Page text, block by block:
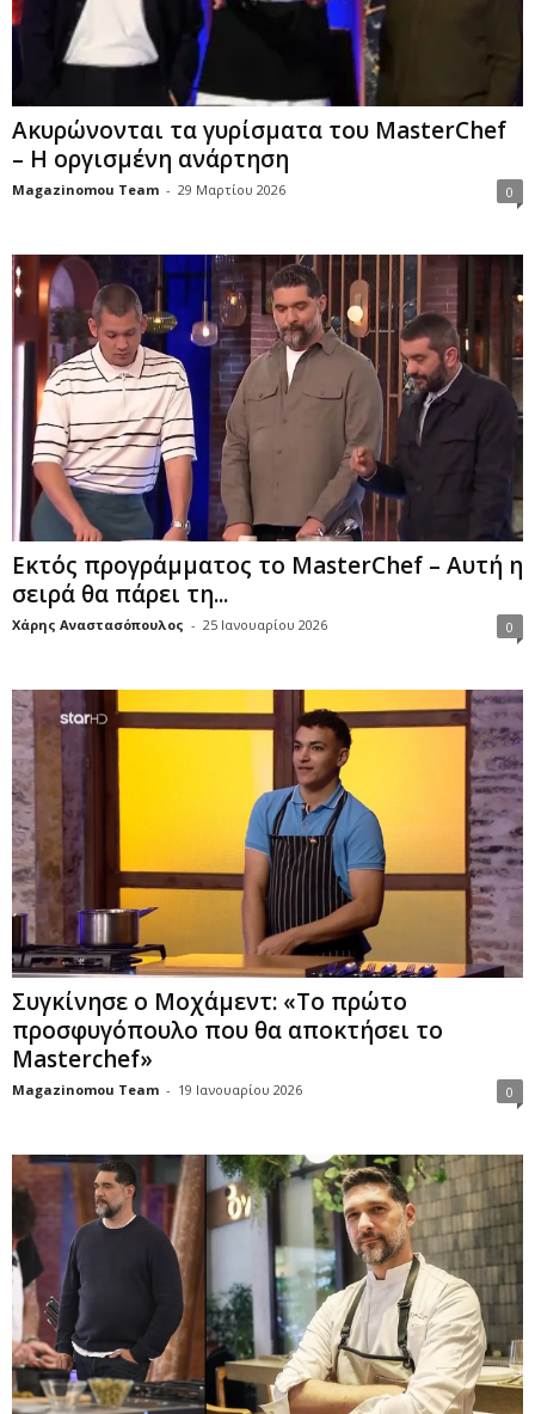
Ακυρώνονται τα γυρίσματα του MasterChef
– Η οργισμένη ανάρτηση
Magazinomou Team - 29 Μαρτίου 2026 0
Εκτός προγράμματος το MasterChef – Αυτή η
σειρά θα πάρει τη...
Χάρης Αναστασόπουλος - 25 Ιανουαρίου 2026 0
Συγκίνησε ο Μοχάμεντ: «Το πρώτο
προσφυγόπουλο που θα αποκτήσει το
Masterchef»
Magazinomou Team - 19 Ιανουαρίου 2026 0